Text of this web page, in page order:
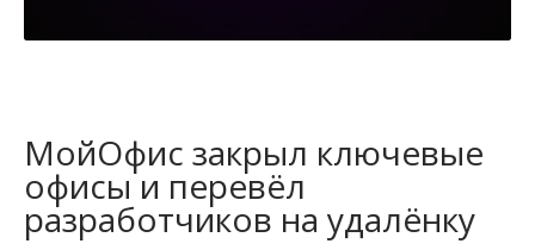
МойОфис закрыл ключевые
офисы и перевёл
разработчиков на удалёнку